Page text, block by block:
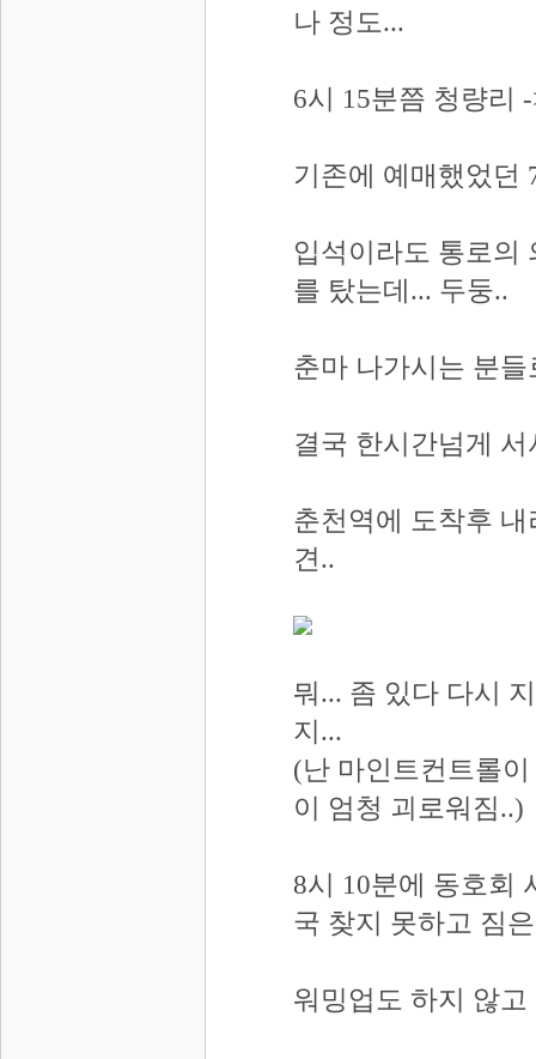
나 정도...
6시 15분쯤 청량리
기존에 예매했었던
입석이라도 통로의
를 탔는데... 두둥..
춘마 나가시는 분
결국 한시간넘게
춘천역에 도착후
견..
뭐... 좀 있다 다시
지...
(난 마인트컨트롤
이 엄청 괴로워짐..)
8시 10분에 동호회
국 찾지 못하고 짐
워밍업도 하지 않